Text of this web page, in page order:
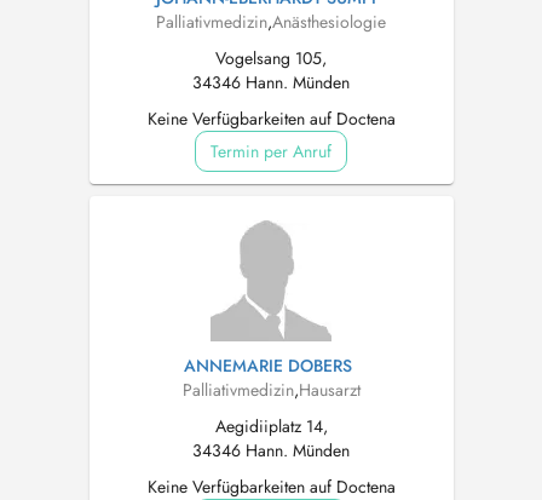
Palliativmedizin,Anästhesiologie
Vogelsang 105,
34346 Hann. Münden
Keine Verfügbarkeiten auf Doctena
Termin per Anruf
ANNEMARIE DOBERS
Palliativmedizin,Hausarzt
Aegidiiplatz 14,
34346 Hann. Münden
Keine Verfügbarkeiten auf Doctena